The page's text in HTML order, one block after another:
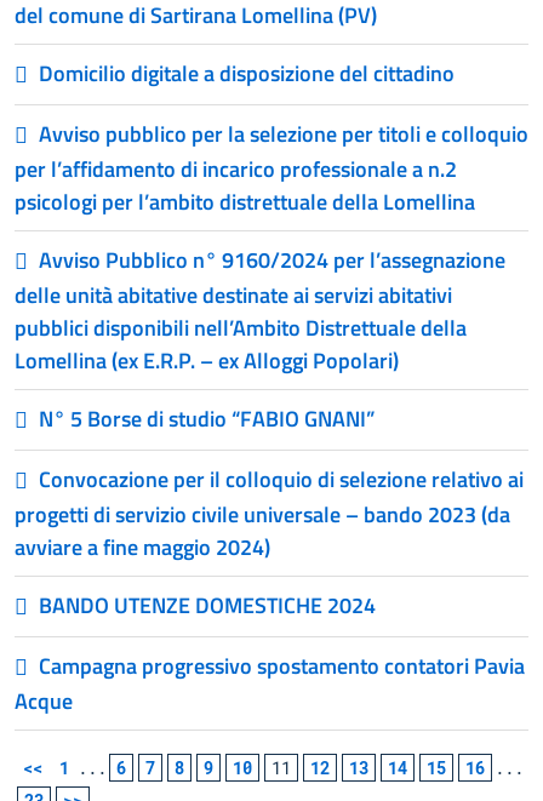
del comune di Sartirana Lomellina (PV)
Domicilio digitale a disposizione del cittadino
Avviso pubblico per la selezione per titoli e colloquio
per l’affidamento di incarico professionale a n.2
psicologi per l’ambito distrettuale della Lomellina
Avviso Pubblico n° 9160/2024 per l’assegnazione
delle unità abitative destinate ai servizi abitativi
pubblici disponibili nell’Ambito Distrettuale della
Lomellina (ex E.R.P. – ex Alloggi Popolari)
N° 5 Borse di studio “FABIO GNANI”
Convocazione per il colloquio di selezione relativo ai
progetti di servizio civile universale – bando 2023 (da
avviare a fine maggio 2024)
BANDO UTENZE DOMESTICHE 2024
Campagna progressivo spostamento contatori Pavia
Acque
<< 1 ... 6 7 8 9 10 11 12 13 14 15 16 ...